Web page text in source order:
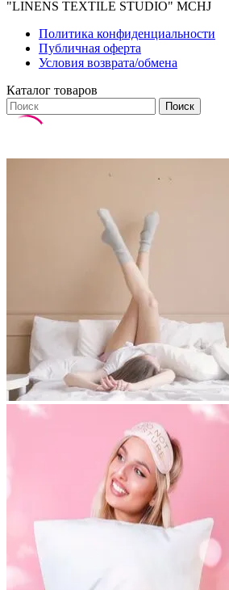
"LINENS TEXTILE STUDIO" MCHJ
Политика конфиденциальности
Публичная оферта
Условия возврата/обмена
Каталог товаров
Поиск